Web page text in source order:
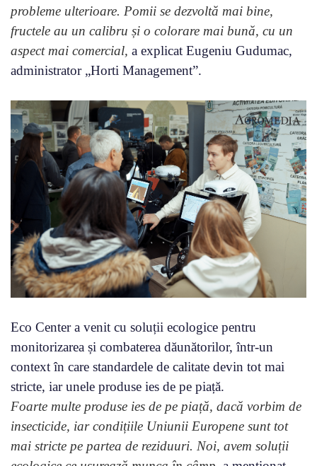
probleme ulterioare. Pomii se dezvoltă mai bine,
fructele au un calibru și o colorare mai bună, cu un
aspect mai comercial, a explicat Eugeniu Gudumac,
administrator „Horti Management”.
Eco Center a venit cu soluții ecologice pentru
monitorizarea și combaterea dăunătorilor, într-un
context în care standardele de calitate devin tot mai
stricte, iar unele produse ies de pe piață.
Foarte multe produse ies de pe piață, dacă vorbim de
insecticide, iar condițiile Uniunii Europene sunt tot
mai stricte pe partea de reziduuri. Noi, avem soluții